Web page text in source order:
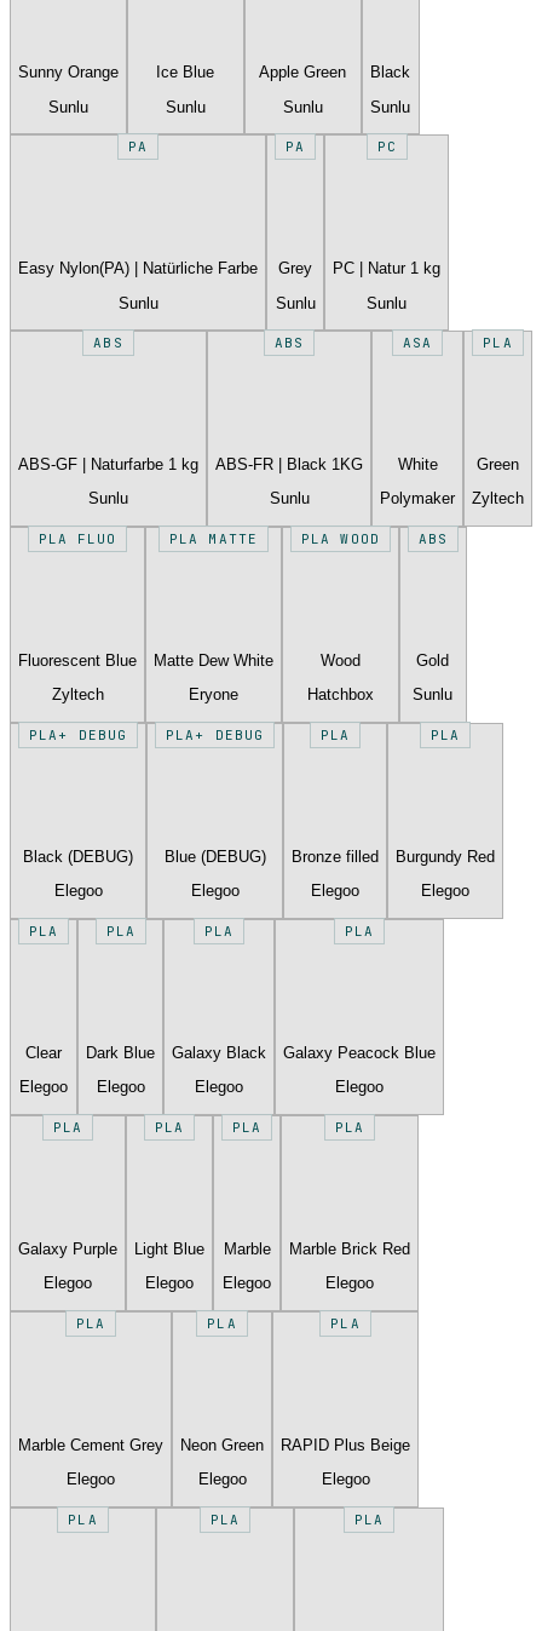
Sunny Orange
Sunlu
Ice Blue
Sunlu
Apple Green
Sunlu
Black
Sunlu
PA
Easy Nylon(PA) | Natürliche Farbe
Sunlu
PA
Grey
Sunlu
PC
PC | Natur 1 kg
Sunlu
ABS
ABS-GF | Naturfarbe 1 kg
Sunlu
ABS
ABS-FR | Black 1KG
Sunlu
ASA
White
Polymaker
PLA
Green
Zyltech
PLA FLUO
Fluorescent Blue
Zyltech
PLA MATTE
Matte Dew White
Eryone
PLA WOOD
Wood
Hatchbox
ABS
Gold
Sunlu
PLA+ DEBUG
Black (DEBUG)
Elegoo
PLA+ DEBUG
Blue (DEBUG)
Elegoo
PLA
Bronze filled
Elegoo
PLA
Burgundy Red
Elegoo
PLA
Clear
Elegoo
PLA
Dark Blue
Elegoo
PLA
Galaxy Black
Elegoo
PLA
Galaxy Peacock Blue
Elegoo
PLA
Galaxy Purple
Elegoo
PLA
Light Blue
Elegoo
PLA
Marble
Elegoo
PLA
Marble Brick Red
Elegoo
PLA
Marble Cement Grey
Elegoo
PLA
Neon Green
Elegoo
PLA
RAPID Plus Beige
Elegoo
PLA PLA PLA